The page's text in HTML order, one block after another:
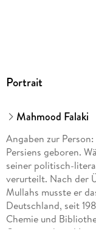
Portrait
Mahmood Falaki
Angaben zur
Persiens geboren.
seiner politisch-
verurteilt. Nach der
Mullahs musste er
Deutschland, seit
Chemie und
Germanistik und